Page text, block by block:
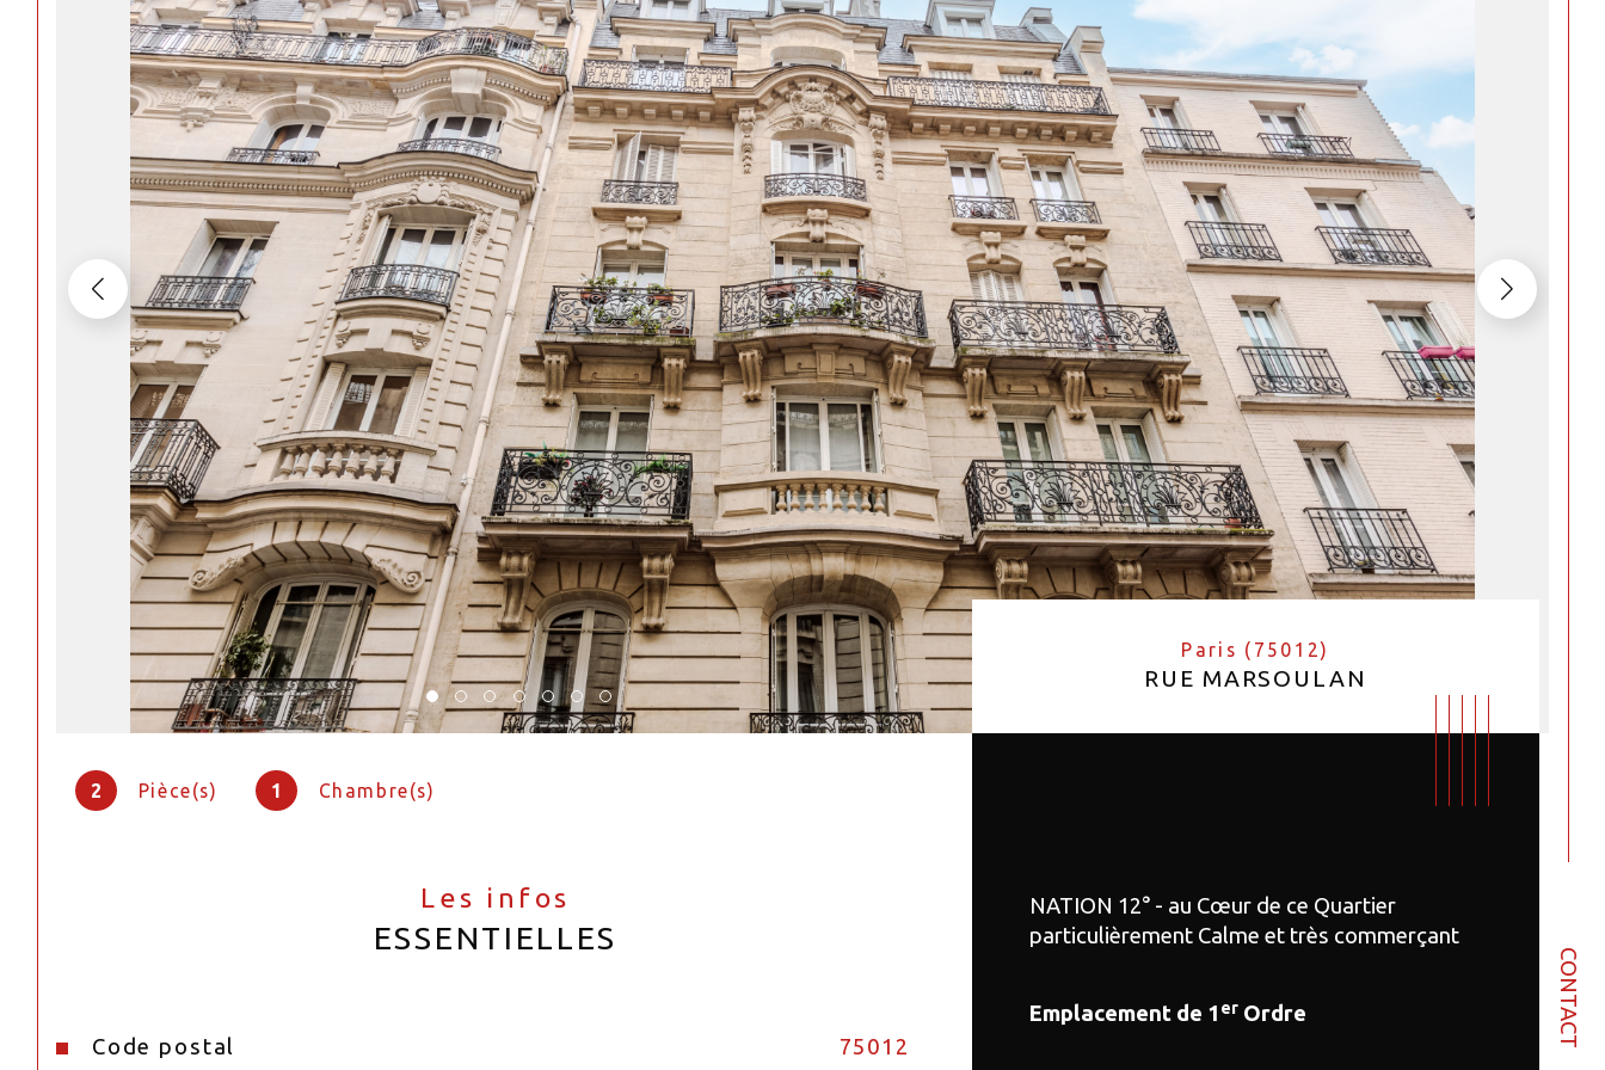
CONTACT
Paris (75012)
RUE MARSOULAN
2 Pièce(s) 1 Chambre(s)
Les infos
ESSENTIELLES
Caractéristiques Valeurs
Code postal 75012
NATION 12° - au Cœur de ce Quartier
particulièrement Calme et très commerçant
Emplacement de 1 er Ordre